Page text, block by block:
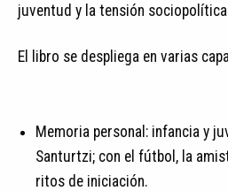
juventud y la tensión
El libro se despliega en varias
Memoria personal: infancia y
Santurtzi; con el fútbol, la
ritos de iniciación.